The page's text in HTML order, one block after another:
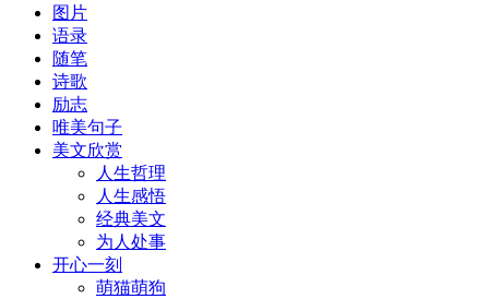
图片
语录
随笔
诗歌
励志
唯美句子
美文欣赏
人生哲理
人生感悟
经典美文
为人处事
开心一刻
萌猫萌狗